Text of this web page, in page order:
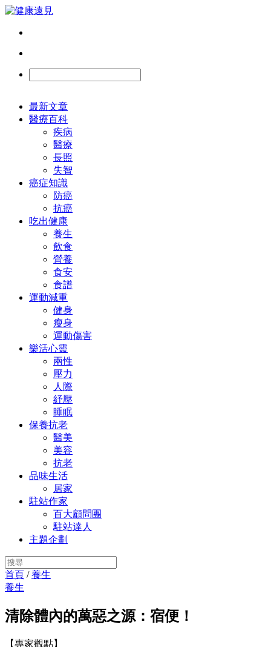
最新文章
醫療百科
疾病
醫療
長照
失智
癌症知識
防癌
抗癌
吃出健康
養生
飲食
營養
食安
食譜
運動減重
健身
瘦身
運動傷害
樂活心靈
兩性
壓力
人際
紓壓
睡眠
保養抗老
醫美
美容
抗老
品味生活
居家
駐站作家
百大顧問團
駐站達人
主題企劃
首頁 /養生
養生
清除體內的萬惡之源：宿便！
【專家觀點】